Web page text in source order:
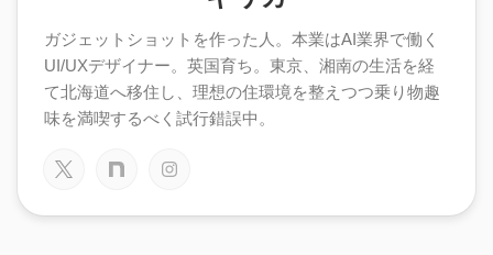
ガジェットショットを作った人。本業はAI業界で働く
UI/UXデザイナー。英国育ち。東京、湘南の生活を経
て北海道へ移住し、理想の住環境を整えつつ乗り物趣
味を満喫するべく試行錯誤中。